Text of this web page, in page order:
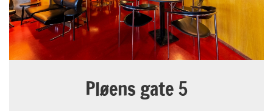
Pløens gate 5